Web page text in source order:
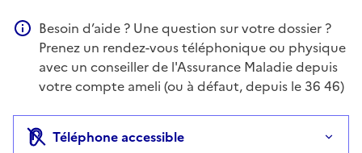
Information complémentaire
Besoin d’aide ? Une question sur votre dossier ?
Prenez un rendez-vous téléphonique ou physique
avec un conseiller de l'Assurance Maladie depuis
votre compte ameli (ou à défaut, depuis le 36 46)
Téléphone accessible